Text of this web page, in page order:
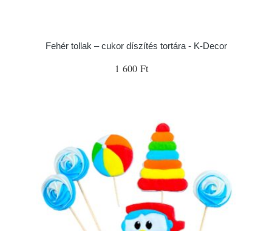
Fehér tollak – cukor díszítés tortára - K-Decor
1 600 Ft